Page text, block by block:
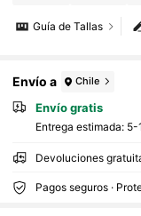
Guía de Tallas
Envío a Chile
Envío gratis
Entrega estimada: 5-
Devoluciones
Pagos seguros ·